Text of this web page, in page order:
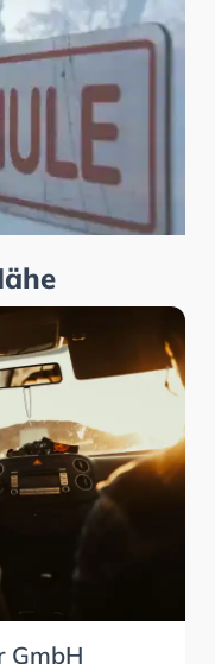
GmbH